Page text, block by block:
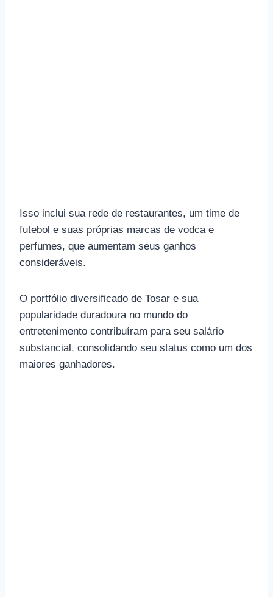
Isso inclui sua rede de restaurantes, um time de
futebol e suas próprias marcas de vodca e
perfumes, que aumentam seus ganhos
consideráveis.
O portfólio diversificado de Tosar e sua
popularidade duradoura no mundo do
entretenimento contribuíram para seu salário
substancial, consolidando seu status como um dos
maiores ganhadores.